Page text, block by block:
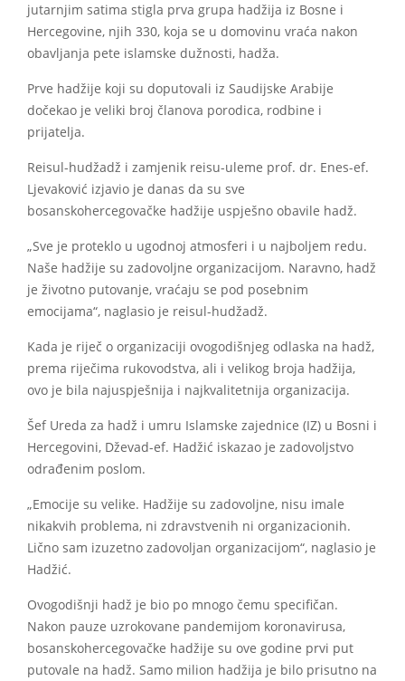
jutarnjim satima stigla prva grupa hadžija iz Bosne i
Hercegovine, njih 330, koja se u domovinu vraća nakon
obavljanja pete islamske dužnosti, hadža.
Prve hadžije koji su doputovali iz Saudijske Arabije
dočekao je veliki broj članova porodica, rodbine i
prijatelja.
Reisul-hudžadž i zamjenik reisu-uleme prof. dr. Enes-ef.
Ljevaković izjavio je danas da su sve
bosanskohercegovačke hadžije uspješno obavile hadž.
„Sve je proteklo u ugodnoj atmosferi i u najboljem redu.
Naše hadžije su zadovoljne organizacijom. Naravno, hadž
je životno putovanje, vraćaju se pod posebnim
emocijama“, naglasio je reisul-hudžadž.
Kada je riječ o organizaciji ovogodišnjeg odlaska na hadž,
prema riječima rukovodstva, ali i velikog broja hadžija,
ovo je bila najuspješnija i najkvalitetnija organizacija.
Šef Ureda za hadž i umru Islamske zajednice (IZ) u Bosni i
Hercegovini, Dževad-ef. Hadžić iskazao je zadovoljstvo
odrađenim poslom.
„Emocije su velike. Hadžije su zadovoljne, nisu imale
nikakvih problema, ni zdravstvenih ni organizacionih.
Lično sam izuzetno zadovoljan organizacijom“, naglasio je
Hadžić.
Ovogodišnji hadž je bio po mnogo čemu specifičan.
Nakon pauze uzrokovane pandemijom koronavirusa,
bosanskohercegovačke hadžije su ove godine prvi put
putovale na hadž. Samo milion hadžija je bilo prisutno na